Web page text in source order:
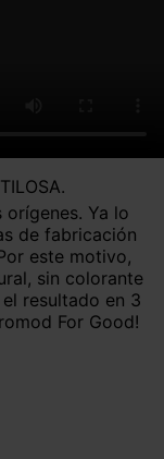
de fabricación
este motivo,
sin colorante
resultado en 3
For Good!